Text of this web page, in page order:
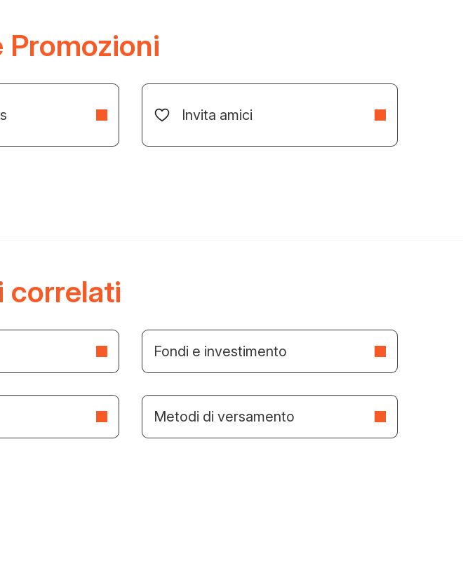
Invita amici
correlati
Fondi e investimento
Metodi di versamento